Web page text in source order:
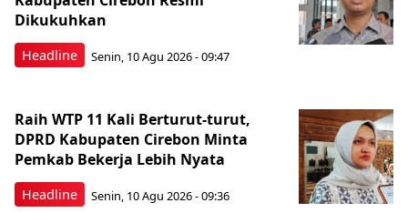
Headline
Dikukuhkan
Senin, 10 Agu 2026 - 09:47
Headline
Raih WTP 11 Kali Berturut-turut,
DPRD Kabupaten Cirebon Minta
Pemkab Bekerja Lebih Nyata
Senin, 10 Agu 2026 - 09:36